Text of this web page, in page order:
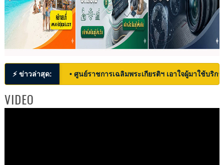
⚡ ข่าวล่าสุด: • ศูนย์ราชการเฉลิมพระเกียรติฯ เอาใจผู้มาใช้บริก
VIDEO